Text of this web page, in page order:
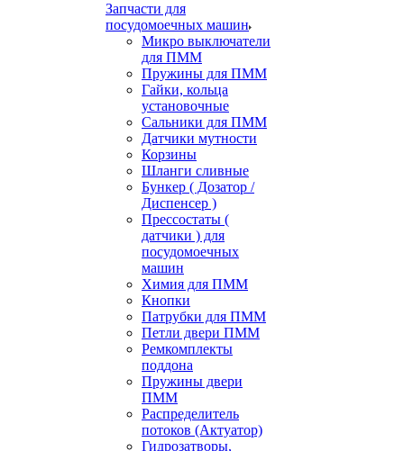
Запчасти для
посудомоечных машин
Микро выключатели
для ПММ
Пружины для ПММ
Гайки, кольца
установочные
Сальники для ПММ
Датчики мутности
Корзины
Шланги сливные
Бункер ( Дозатор /
Диспенсер )
Прессостаты (
датчики ) для
посудомоечных
машин
Химия для ПММ
Кнопки
Патрубки для ПММ
Петли двери ПММ
Ремкомплекты
поддона
Пружины двери
ПММ
Распределитель
потоков (Актуатор)
Гидрозатворы,